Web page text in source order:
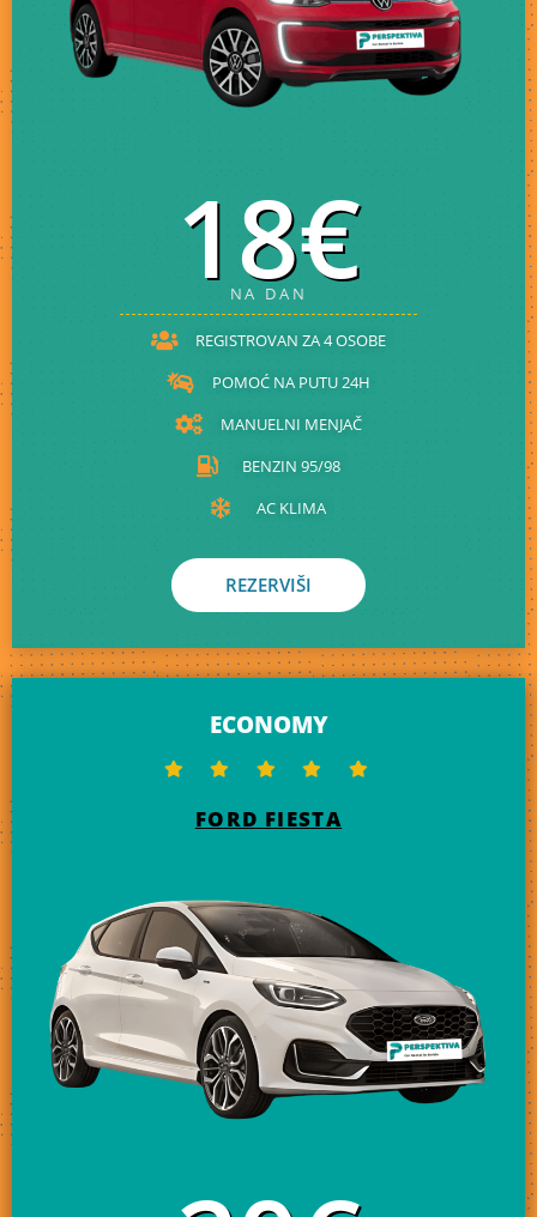
18€
NA DAN
REGISTROVAN ZA 4 OSOBE
POMOĆ NA PUTU 24H
MANUELNI MENJAČ
BENZIN 95/98
AC KLIMA
REZERVIŠI
ECONOMY
FORD FIESTA